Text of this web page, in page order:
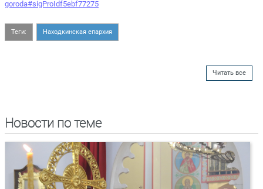
goroda#sigProIdf5ebf77275
Теги: Находкинская епархия
Читать все
Новости по теме